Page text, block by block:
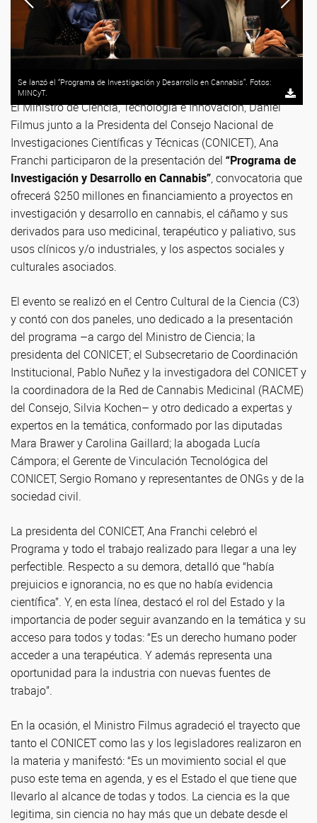
Se lanzó el “Programa de Investigación y Desarrollo en Cannabis”. Fotos:
MINCyT.
El Ministro de Ciencia, Tecnología e Innovación, Daniel
Filmus junto a la Presidenta del Consejo Nacional de
Investigaciones Científicas y Técnicas (CONICET), Ana
Franchi participaron de la presentación del “Programa de
Investigación y Desarrollo en Cannabis”, convocatoria que
ofrecerá $250 millones en financiamiento a proyectos en
investigación y desarrollo en cannabis, el cáñamo y sus
derivados para uso medicinal, terapéutico y paliativo, sus
usos clínicos y/o industriales, y los aspectos sociales y
culturales asociados.
El evento se realizó en el Centro Cultural de la Ciencia (C3)
y contó con dos paneles, uno dedicado a la presentación
del programa –a cargo del Ministro de Ciencia; la
presidenta del CONICET; el Subsecretario de Coordinación
Institucional, Pablo Nuñez y la investigadora del CONICET y
la coordinadora de la Red de Cannabis Medicinal (RACME)
del Consejo, Silvia Kochen– y otro dedicado a expertas y
expertos en la temática, conformado por las diputadas
Mara Brawer y Carolina Gaillard; la abogada Lucía
Cámpora; el Gerente de Vinculación Tecnológica del
CONICET, Sergio Romano y representantes de ONGs y de la
sociedad civil.
La presidenta del CONICET, Ana Franchi celebró el
Programa y todo el trabajo realizado para llegar a una ley
perfectible. Respecto a su demora, detalló que “había
prejuicios e ignorancia, no es que no había evidencia
científica”. Y, en esta línea, destacó el rol del Estado y la
importancia de poder seguir avanzando en la temática y su
acceso para todos y todas: “Es un derecho humano poder
acceder a una terapéutica. Y además representa una
oportunidad para la industria con nuevas fuentes de
trabajo”.
En la ocasión, el Ministro Filmus agradeció el trayecto que
tanto el CONICET como las y los legisladores realizaron en
la materia y manifestó: “Es un movimiento social el que
puso este tema en agenda, y es el Estado el que tiene que
llevarlo al alcance de todas y todos. La ciencia es la que
legitima, sin ciencia no hay más que un debate desde el